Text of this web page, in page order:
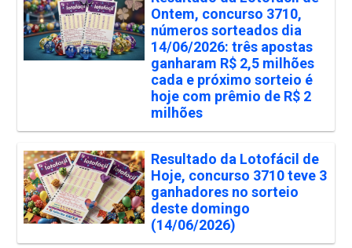
Ontem, concurso 3710,
números sorteados dia
14/06/2026: três apostas
ganharam R$ 2,5 milhões
cada e próximo sorteio é
hoje com prêmio de R$ 2
milhões
Resultado da Lotofácil de
Hoje, concurso 3710 teve 3
ganhadores no sorteio
deste domingo
(14/06/2026)